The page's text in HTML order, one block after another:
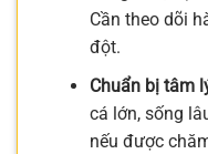
Cần theo dõi
đột.
Chuẩn bị tâm
cá lớn, sống
nếu được